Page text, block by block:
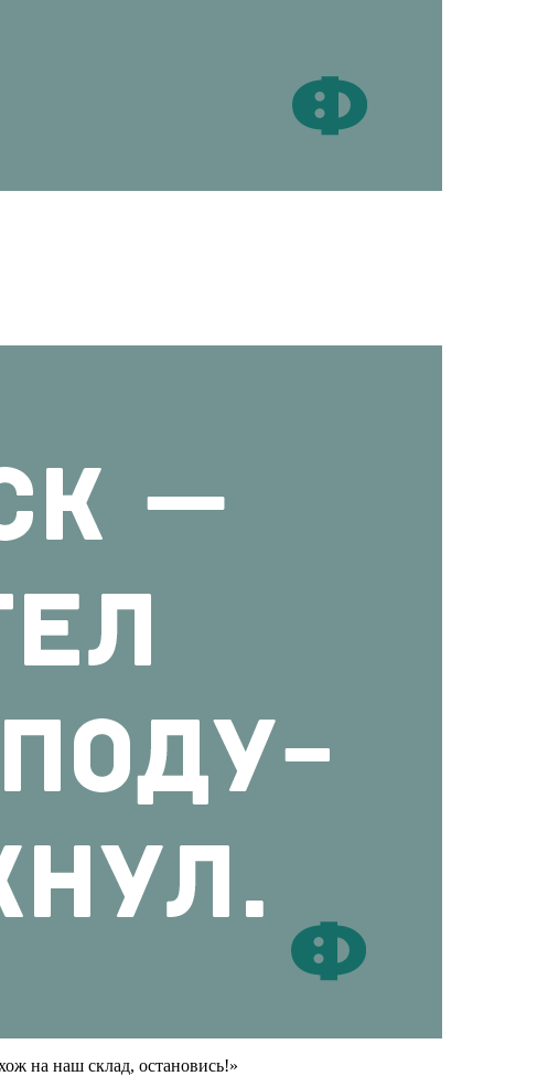
на наш склад, остановись!»